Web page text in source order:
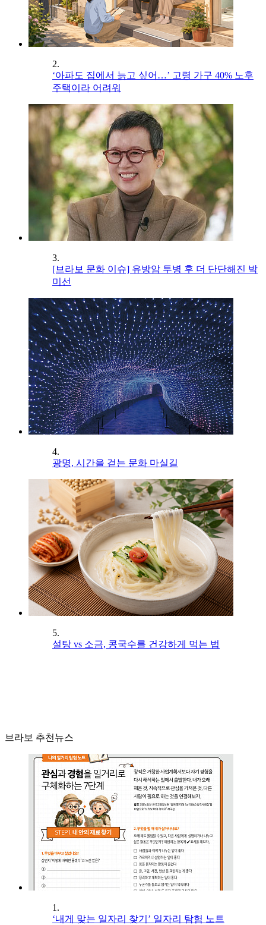
2.
‘아파도 집에서 늙고 싶어…’ 고령 가구 40% 노후
주택이라 어려워
3.
[브라보 문화 이슈] 유방암 투병 후 더 단단해진 박
미선
4.
광명, 시간을 걷는 문화 마실길
5.
설탕 vs 소금, 콩국수를 건강하게 먹는 법
브라보 추천뉴스
1.
‘내게 맞는 일자리 찾기’ 일자리 탐험 노트